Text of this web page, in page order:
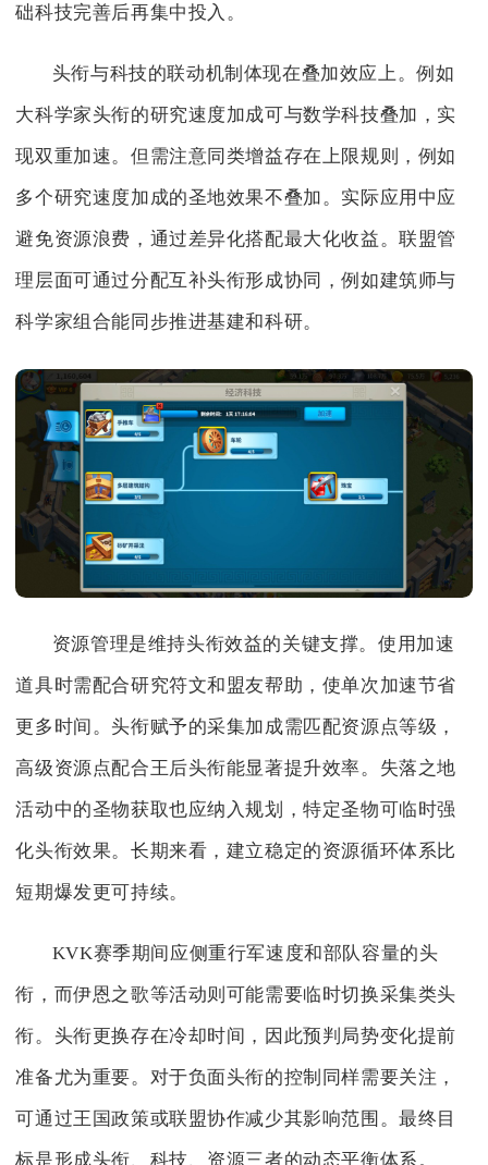
础科技完善后再集中投入。
头衔与科技的联动机制体现在叠加效应上。例如
大科学家头衔的研究速度加成可与数学科技叠加，实
现双重加速。但需注意同类增益存在上限规则，例如
多个研究速度加成的圣地效果不叠加。实际应用中应
避免资源浪费，通过差异化搭配最大化收益。联盟管
理层面可通过分配互补头衔形成协同，例如建筑师与
科学家组合能同步推进基建和科研。
资源管理是维持头衔效益的关键支撑。使用加速
道具时需配合研究符文和盟友帮助，使单次加速节省
更多时间。头衔赋予的采集加成需匹配资源点等级，
高级资源点配合王后头衔能显著提升效率。失落之地
活动中的圣物获取也应纳入规划，特定圣物可临时强
化头衔效果。长期来看，建立稳定的资源循环体系比
短期爆发更可持续。
KVK赛季期间应侧重行军速度和部队容量的头
衔，而伊恩之歌等活动则可能需要临时切换采集类头
衔。头衔更换存在冷却时间，因此预判局势变化提前
准备尤为重要。对于负面头衔的控制同样需要关注，
可通过王国政策或联盟协作减少其影响范围。最终目
标是形成头衔、科技、资源三者的动态平衡体系。